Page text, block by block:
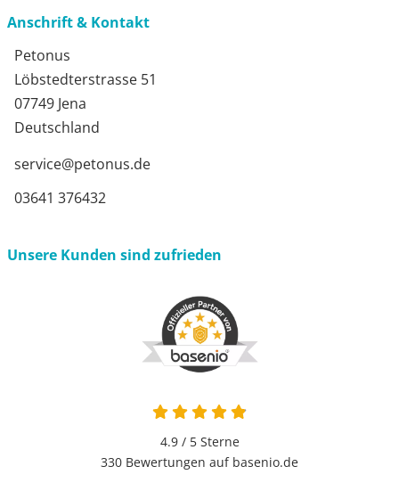
Anschrift & Kontakt
Petonus
Löbstedterstrasse 51
07749 Jena
Deutschland
service@petonus.de
03641 376432
Unsere Kunden sind zufrieden
4.9 von 5
4.9 / 5Sterne
330 Bewertungen auf basenio.de